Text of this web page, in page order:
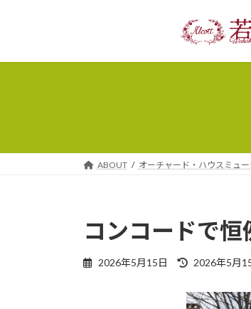
ン
ー
ABOUT オーチャード・ハウスミュ
コンコードで恒
2026年5月15日
最
新
2026年5月